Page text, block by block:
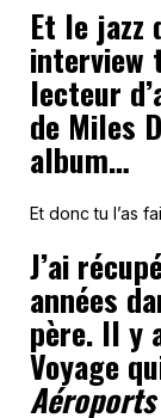
Et le jazz
interview
lecteur
de Miles
album…
Et donc tu l’as
J’ai
années
père. Il y
Voyage
Aéroports